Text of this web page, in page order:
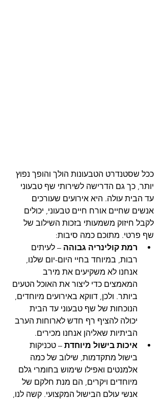
ככל שסטנדרט הטבעונות הולך והופך נפוץ
יותר, כך גם הדרישה לשירותי שף טבעוני
עד הבית עולה. היא אירועים שעורכים
אנשים שחיים אורח חיים טבעוני, יכולים
לקבל חיזוק משמעותי בזכות השילוב של
שף פרטי. מתוכם כמה סיבות:
רמת קולינריה גבוהה – לעיתים
רבות, במיוחד בחיי היום-יום שלנו,
אנחנו לא משקיעים את מירב
המאמצים כדי ליצור את האוכל הטעים
ביותר. ולכן, דווקא באירועים מיוחדים,
הנוכחות של שף טבעוני עד הבית
יכולה להציף רף חדש לארוחות הערב
הביתיות שאליהן אנחנו מכירים.
איכות בישול מיוחדת – טכניקות
בישול מתקדמות, שילוב של כמה
אלמנטים ואפילו שימוש בחומרי גלם
מיוחדים ויקרים, הם מנת חלקם של
אנשי עולם הבישול המקצועי. קשה לנו,